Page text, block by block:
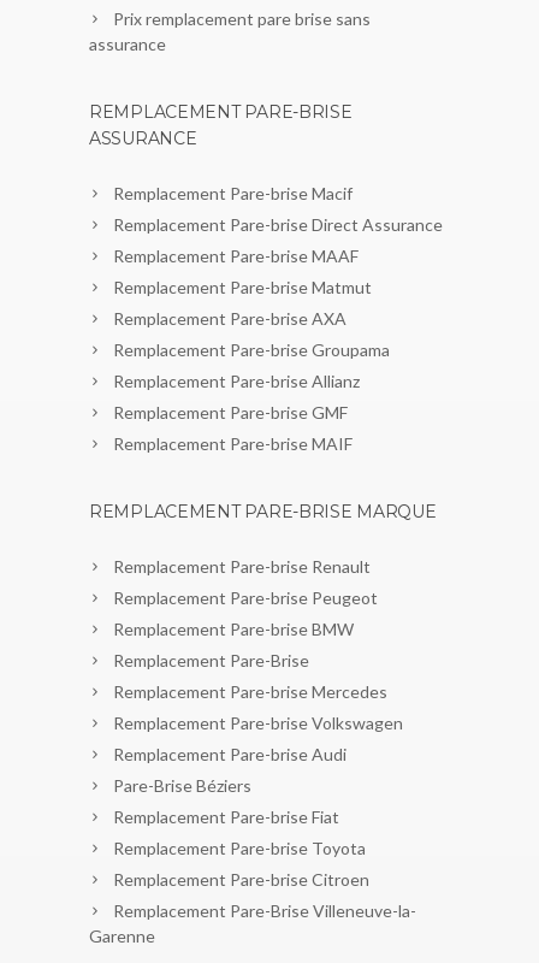
Prix remplacement pare brise sans
assurance
REMPLACEMENT PARE-BRISE
ASSURANCE
Remplacement Pare-brise Macif
Remplacement Pare-brise Direct Assurance
Remplacement Pare-brise MAAF
Remplacement Pare-brise Matmut
Remplacement Pare-brise AXA
Remplacement Pare-brise Groupama
Remplacement Pare-brise Allianz
Remplacement Pare-brise GMF
Remplacement Pare-brise MAIF
REMPLACEMENT PARE-BRISE MARQUE
Remplacement Pare-brise Renault
Remplacement Pare-brise Peugeot
Remplacement Pare-brise BMW
Remplacement Pare-Brise
Remplacement Pare-brise Mercedes
Remplacement Pare-brise Volkswagen
Remplacement Pare-brise Audi
Pare-Brise Béziers
Remplacement Pare-brise Fiat
Remplacement Pare-brise Toyota
Remplacement Pare-brise Citroen
Remplacement Pare-Brise Villeneuve-la-
Garenne